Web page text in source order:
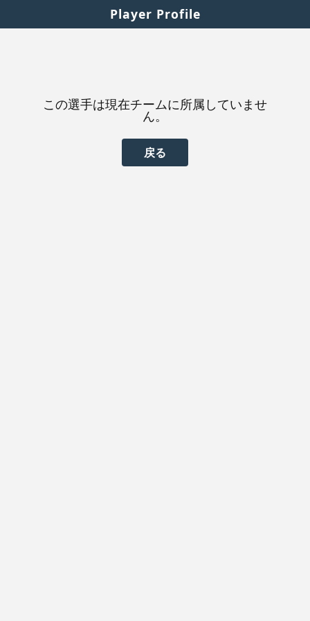
Player Profile
この選手は現在チームに所属していませ
ん。
戻る